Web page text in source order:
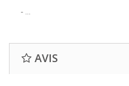
- ...
AVIS